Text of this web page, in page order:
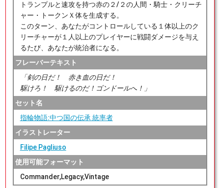
トランプルと速攻を持つ赤の２/２の人間・騎士・クリーチ
ャー・トークンＸ体を生成する。
このターン、あなたがコントロールしている１体以上のク
リーチャーが１人以上のプレイヤーに戦闘ダメージを与え
るたび、あなたが統治者になる。
フレーバーテキスト
「剣の日だ！ 赤き血の日だ！
駆けろ！ 駆けるのだ！ゴンドールへ！」
セット名
指輪物語:中つ国の伝承 統率者
イラストレーター
Filipe Pagliuso
使用可能フォーマット
Commander,Legacy,Vintage